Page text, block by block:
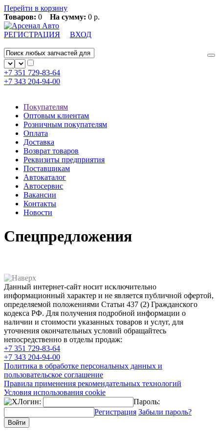
Перейти в корзину
Товаров: 0 На сумму: 0 р.
РЕГИСТРАЦИЯ ВХОД
+7 351 729-83-64
+7 343 204-94-00
Покупателям
Оптовым клиентам
Розничным покупателям
Оплата
Доставка
Возврат товаров
Реквизиты предприятия
Поставщикам
Автокаталог
Автосервис
Вакансии
Контакты
Новости
Спецпредложения
Данный интернет-сайт носит исключительно
информационный характер и не является публичной офертой,
определяемой положениями Статьи 437 (2) Гражданского
кодекса РФ. Для получения подробной информации о
наличии и стоимости указанных товаров и услуг, для
уточнения окончательных условий обращайтесь
непосредственно в отделы продаж:
+7 351 729-83-64
+7 343 204-94-00
Политика в обработке персональных данных и
пользовательское соглашение
Правила применения рекомендательных технологий
Условия использования cookie
Логин:
Пароль:
Регистрация Забыли пароль?